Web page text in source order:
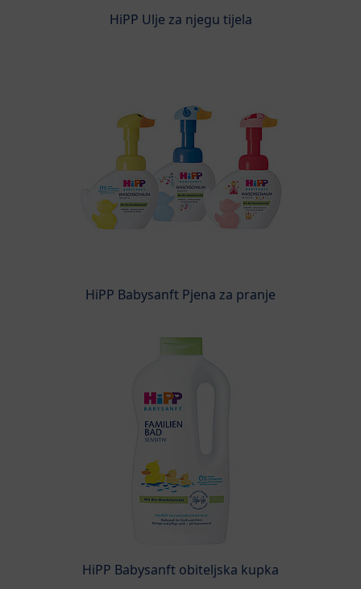
HiPP Ulje za njegu tijela
HiPP Babysanft Pjena za pranje
HiPP Babysanft obiteljska kupka